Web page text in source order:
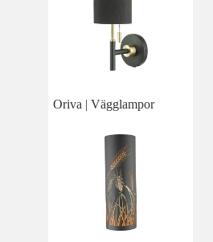
Oriva | Vägglampor